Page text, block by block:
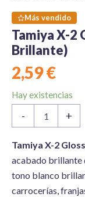
Más vendido
Tamiya X-2
Brillante)
2,59€
Hay existencias
-
Gloss
White
ml
(Blanco
+
Tamiya X-2
acabado brillante
tono blanco
carrocerías,